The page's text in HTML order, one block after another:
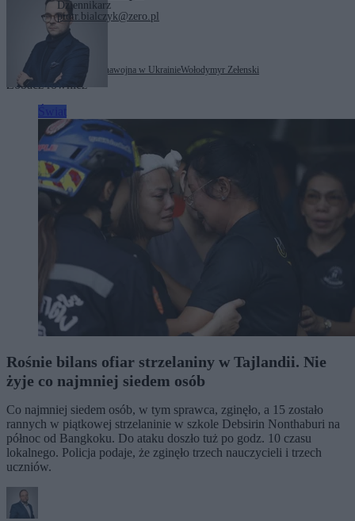
Dziennikarz
piotr.bialczyk@zero.pl
Tagi: Ukrainawojna w UkrainieWołodymyr Zełenski
Zobacz również
Rośnie bilans ofiar strzelaniny w Tajlandii. Nie
żyje co najmniej siedem osób
Co najmniej siedem osób, w tym sprawca, zginęło, a 15 zostało
rannych w piątkowej strzelaninie w szkole Debsirin Nonthaburi na
północ od Bangkoku. Do ataku doszło tuż po godz. 10 czasu
lokalnego. Policja podaje, że zginęło trzech nauczycieli i trzech
uczniów.